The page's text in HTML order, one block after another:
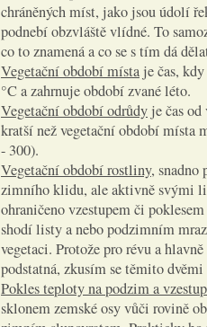
chráněných míst, jako jsou údolí
podnebí obzvláště vlídné. To
co to znamená a co se s tím dá
Vegetační období místa je čas,
°C a zahrnuje období zvané léto.
Vegetační období odrůdy je čas
kratší než vegetační období místa
- 300).
Vegetační období rostliny, snadno
zimního klidu, ale aktivně svými
ohraničeno vzestupem či
shodí listy a nebo podzimním
vegetaci. Protože pro révu a
podstatná, zkusím se těmito
Pokles teploty na podzim a
sklonem zemské osy vůči rovině